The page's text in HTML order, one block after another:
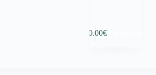
60.00€